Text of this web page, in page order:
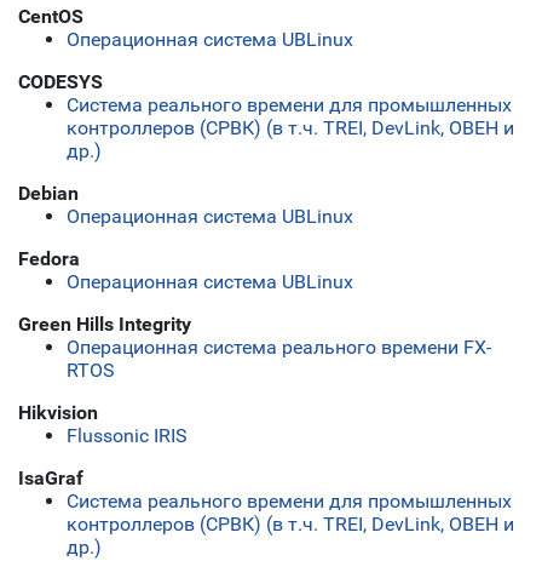
CentOS
Операционная система UBLinux
CODESYS
Система реального времени для промышленных
контроллеров (СРВК) (в т.ч. TREI, DevLink, ОВЕН и
др.)
Debian
Операционная система UBLinux
Fedora
Операционная система UBLinux
Green Hills Integrity
Операционная система реального времени FX-
RTOS
Hikvision
Flussonic IRIS
IsaGraf
Система реального времени для промышленных
контроллеров (СРВК) (в т.ч. TREI, DevLink, ОВЕН и
др.)